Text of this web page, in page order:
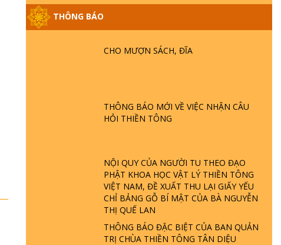
THÔNG BÁO
CHO MƯỢN SÁCH, ĐĨA
THÔNG BÁO MỚI VỀ VIỆC NHẬN CÂU
HỎI THIỀN TÔNG
NỘI QUY CỦA NGƯỜI TU THEO ĐẠO
PHẬT KHOA HỌC VẬT LÝ THIỀN TÔNG
VIỆT NAM, ĐỀ XUẤT THU LẠI GIẤY YẾU
CHỈ BẢNG GỖ BÍ MẬT CỦA BÀ NGUYỄN
THỊ QUẾ LAN
THÔNG BÁO ĐẶC BIỆT CỦA BAN QUẢN
TRỊ CHÙA THIỀN TÔNG TÂN DIỆU
HỘI GÌ? TỬ VÌ ĐẠO
PHẬT GIỚI CÓ THỜI GIAN KHÔNG? |
TTTD
LÀ AI? QUỶ SA TĂNG? | TTTD
GIẢI ĐÁP THIỀN TÔNG ĐẶC BIỆT P22 - TẠI
SAO TRÁI ĐẤT NHIỀU THIÊN TAI - LŨ LỤT
- HỎA HOẠN | TTTD